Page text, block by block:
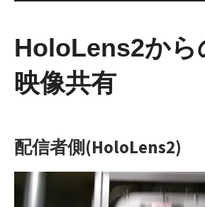
HoloLens2から
映像共有
配信者側 (HoloLens2)